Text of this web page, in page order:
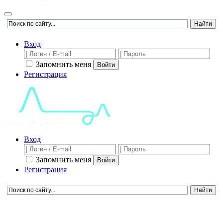
Вход
Запомнить меня Войти
Регистрация
Вход
Запомнить меня Войти
Регистрация